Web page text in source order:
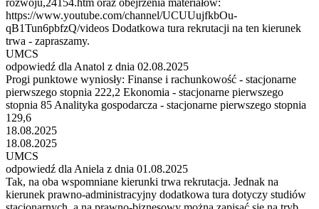
https://www.youtube.com/channel/UCUUujfkbOu-
qB1Tun6pbfzQ/videos Dodatkowa tura rekrutacji na ten kierunek
trwa - zapraszamy.
UMCS
odpowiedź dla Anatol z dnia 02.08.2025
Progi punktowe wyniosły: Finanse i rachunkowość - stacjonarne
pierwszego stopnia 222,2 Ekonomia - stacjonarne pierwszego
stopnia 85 Analityka gospodarcza - stacjonarne pierwszego stopnia
129,6
18.08.2025
18.08.2025
UMCS
odpowiedź dla Aniela z dnia 01.08.2025
Tak, na oba wspomniane kierunki trwa rekrutacja. Jednak na
kierunek prawno-administracyjny dodatkowa tura dotyczy studiów